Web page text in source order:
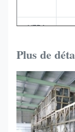
VERA
VERA
180DS
VERA
210DS
Plus de